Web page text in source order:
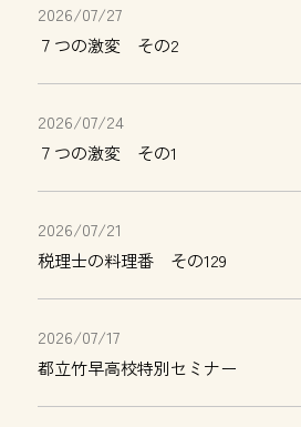
2026/07/27
７つの激変 その2
2026/07/24
７つの激変 その1
2026/07/21
税理士の料理番 その129
2026/07/17
都立竹早高校特別セミナー